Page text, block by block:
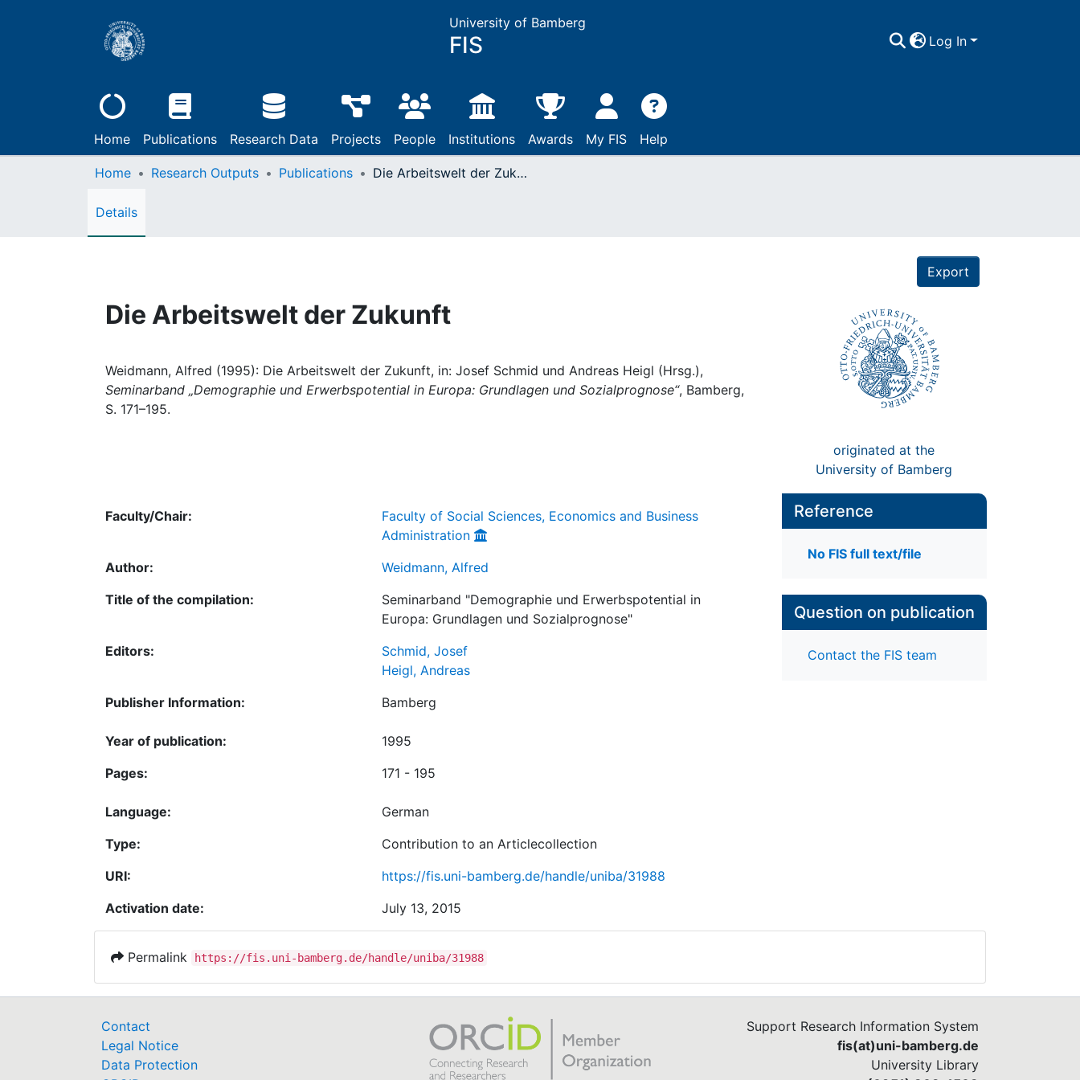
University of Bamberg
FIS Log In
Home Publications Research Data Projects People Institutions Awards My FIS Help
Home Research Outputs Publications Die Arbeitswelt der Zukunft
Details
Export
Die Arbeitswelt der Zukunft
Weidmann, Alfred (1995): Die Arbeitswelt der Zukunft, in: Josef Schmid und Andreas Heigl (Hrsg.),
Seminarband „Demographie und Erwerbspotential in Europa: Grundlagen und Sozialprognose“, Bamberg,
S. 171–195.
originated at the
University of Bamberg
Faculty/Chair:
Faculty of Social Sciences, Economics and Business
Administration
Author:
Weidmann, Alfred
Title of the compilation:
Seminarband "Demographie und Erwerbspotential in
Europa: Grundlagen und Sozialprognose"
Editors:
Schmid, Josef
Heigl, Andreas
Publisher Information:
Bamberg
Year of publication:
1995
Pages:
171 - 195
Language:
German
Type:
Contribution to an Articlecollection
URI:
https://fis.uni-bamberg.de/handle/uniba/31988
Activation date:
July 13, 2015
Reference
No FIS full text/file
Question on publication
Contact the FIS team
Permalink https://fis.uni-bamberg.de/handle/uniba/31988
Contact
Legal Notice
Data Protection
Support Research Information System
fis(at)uni-bamberg.de
University Library